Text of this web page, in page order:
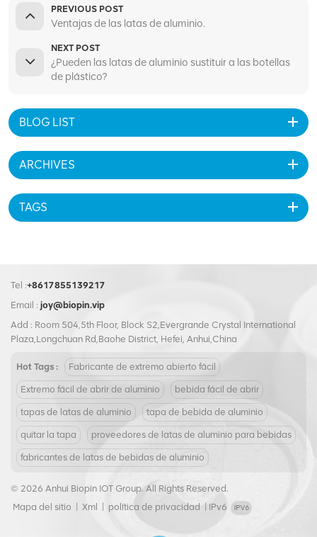
PREVIOUS POST
Ventajas de las latas de aluminio.
NEXT POST
¿Pueden las latas de aluminio sustituir a las botellas
de plástico?
BLOG LIST
ARCHIVES
TAGS
Tel :+8617855139217
Email : joy@biopin.vip
Add : Room 504,5th Floor, Block S2,Evergrande Crystal International
Plaza,Longchuan Rd,Baohe District, Hefei, Anhui,China
Hot Tags : Fabricante de extremo abierto fácil
Extremo fácil de abrir de aluminio bebida fácil de abrir
tapas de latas de aluminio tapa de bebida de aluminio
quitar la tapa proveedores de latas de aluminio para bebidas
fabricantes de latas de bebidas de aluminio
© 2026 Anhui Biopin IOT Group. All Rights Reserved.
Mapa del sitio
Xml política de privacidad IPv6